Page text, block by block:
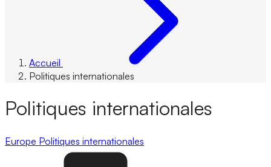
Accueil
Politiques internationales
Politiques internationales
Europe Politiques internationales